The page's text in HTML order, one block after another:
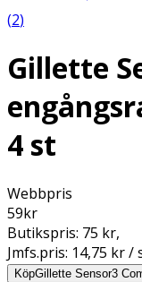
(2)
Gillette
4 st
Webbpris
59kr
Butikspris: 75 kr,
Jmfs.pris: 14,75 kr /
KöpGillette Sensor3